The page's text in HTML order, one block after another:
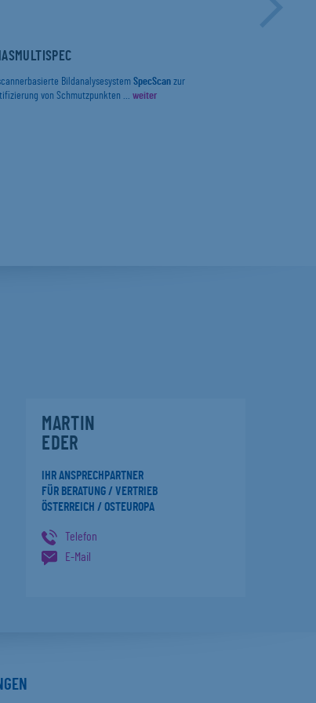
Bildanalysesystem SpecScan zur
von Schmutzpunkten ... weiter
MARTIN
EDER
IHR ANSPRECHPARTNER
FÜR BERATUNG / VERTRIEB
ÖSTERREICH / OSTEUROPA
Telefon
E-Mail